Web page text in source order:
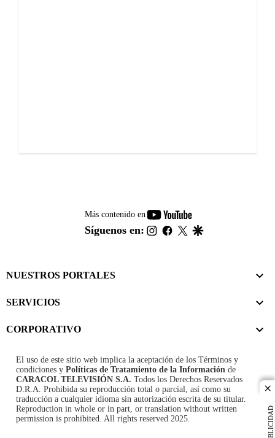
PUBLICIDAD
Más contenido en
youtube-
footer
Síguenos en: instagram
facebook
twitter
NUESTROS PORTALES
SERVICIOS
CORPORATIVO
El uso de este sitio web implica la aceptación de los Términos y
condiciones y Políticas de Tratamiento de la Información de
CARACOL TELEVISIÓN S.A. Todos los Derechos Reservados
D.R.A. Prohibida su reproducción total o parcial, así como su
traducción a cualquier idioma sin autorización escrita de su titular.
Reproduction in whole or in part, or translation without written
permission is prohibited. All rights reserved 2025.